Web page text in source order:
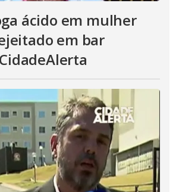
ácido em mulher
em bar